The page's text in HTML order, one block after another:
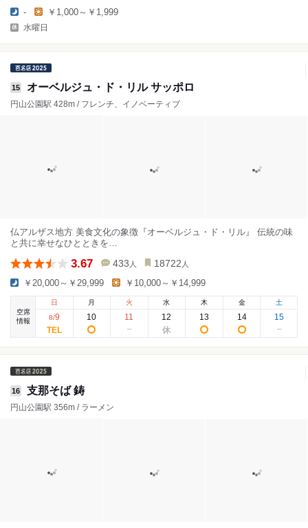
- ￥1,000～￥1,999
水曜日
15 オーベルジュ・ド・リル サッポロ
円山公園駅 428m / フレンチ、イノベーティブ
仏アルザス地方 美食文化の象徴『オーベルジュ・ド・リル』 伝統の味
と共に幸せなひとときを…
3.67 433 人 18722 人
￥20,000～￥29,999 ￥10,000～￥14,999
空席
情報
日
8/9
月
10
火
11
水
12
木
13
金
14
土
15
16 支那そば 鋳
円山公園駅 356m / ラーメン